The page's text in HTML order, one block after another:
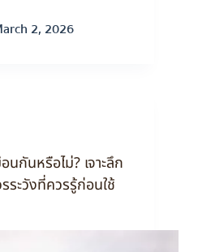
2, 2026
นกันหรือไม่? เจาะลึก
ะวังที่ควรรู้ก่อนใช้